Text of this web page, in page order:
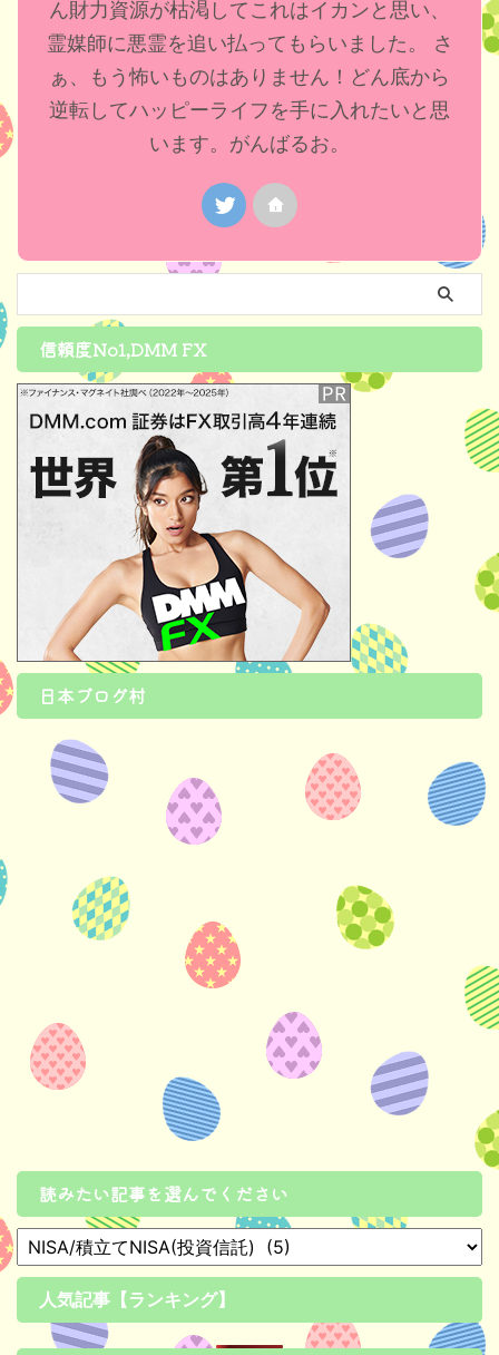
ん財力資源が枯渇してこれはイカンと思い、
霊媒師に悪霊を追い払ってもらいました。 さ
ぁ、もう怖いものはありません！どん底から
逆転してハッピーライフを手に入れたいと思
います。がんばるお。
信頼度No1,DMM FX
日本ブログ村
読みたい記事を選んでください
人気記事【ランキング】